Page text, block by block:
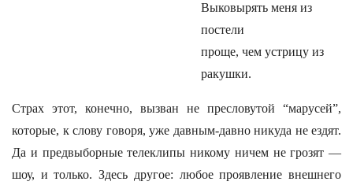
Выковырять меня из
постели
проще, чем устрицу из
ракушки.
Страх этот, конечно, вызван не пресловутой “марусей”,
которые, к слову говоря, уже давным-давно никуда не ездят.
Да и предвыборные телеклипы никому ничем не грозят —
шоу, и только. Здесь другое: любое проявление внешнего